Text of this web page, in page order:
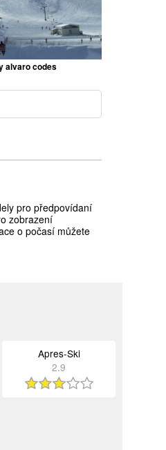
alvaro codes
pro předpovídaní
zobrazení
o počasí můžete
Apres-Ski
2.9